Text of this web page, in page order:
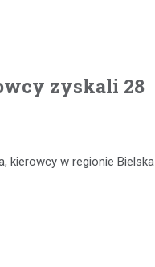
zyskali 28
kierowcy w regionie Bielska